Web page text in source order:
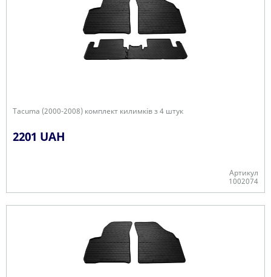
Tacuma (2000-2008) комплект килимків з 4 штук
2201 UAH
Артикул
1002074